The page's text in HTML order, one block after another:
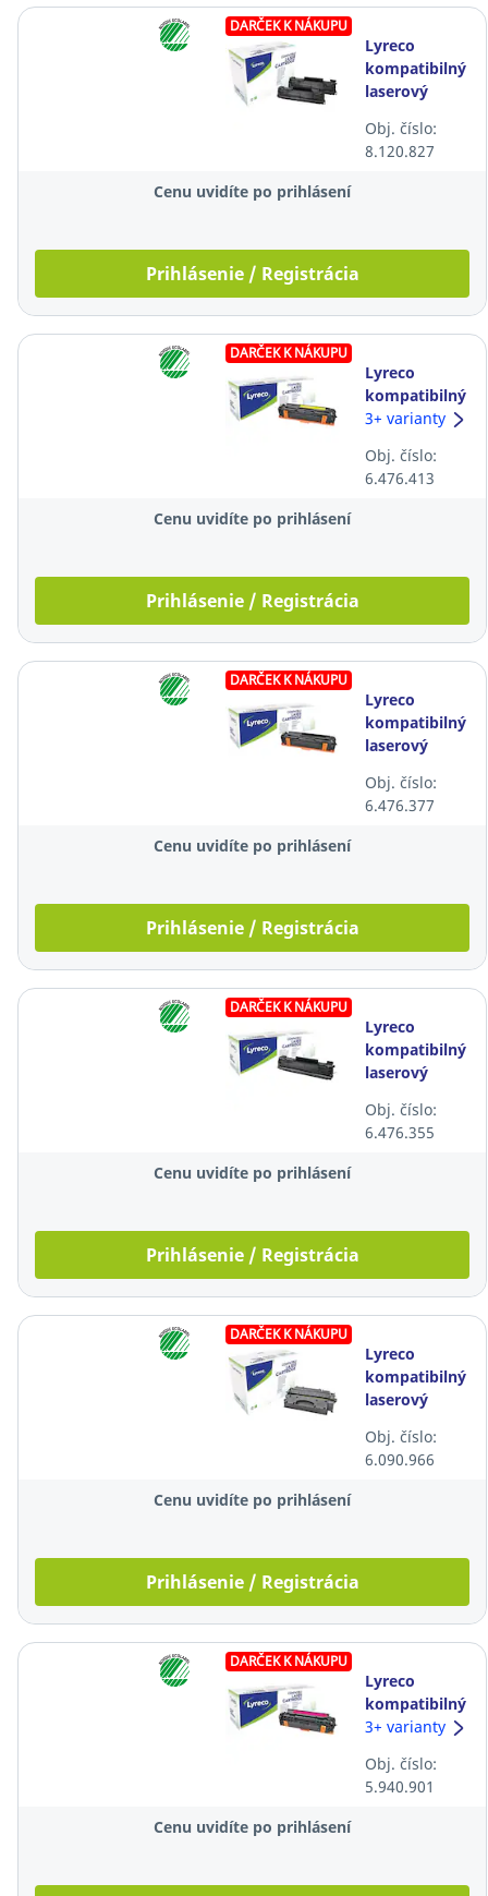
DARČEK K NÁKUPU
Lyreco
kompatibilný
laserový
(CE278AD),
čierny, 2 ks
Obj. číslo:
8.120.827
Cenu uvidíte po prihlásení
Prihlásenie / Registrácia
DARČEK K NÁKUPU
Lyreco
kompatibilný
laserový
131A
(CF212A), žltý
3+ varianty
Obj. číslo:
6.476.413
Cenu uvidíte po prihlásení
Prihlásenie / Registrácia
DARČEK K NÁKUPU
Lyreco
kompatibilný
laserový
131A
(CF210A),
Obj. číslo:
6.476.377
Cenu uvidíte po prihlásení
Prihlásenie / Registrácia
DARČEK K NÁKUPU
Lyreco
kompatibilný
laserový
CRG728
(3500B002),
Obj. číslo:
6.476.355
Cenu uvidíte po prihlásení
Prihlásenie / Registrácia
DARČEK K NÁKUPU
Lyreco
kompatibilný
laserový
(CF280X),
čierny
Obj. číslo:
6.090.966
Cenu uvidíte po prihlásení
Prihlásenie / Registrácia
DARČEK K NÁKUPU
Lyreco
kompatibilný
laserový
305A
(CE413A),
3+ varianty
Obj. číslo:
5.940.901
Cenu uvidíte po prihlásení